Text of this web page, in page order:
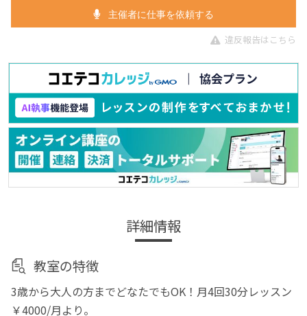
主催者に仕事を依頼する
違反報告はこちら
詳細情報
教室の特徴
3歳から大人の方までどなたでもOK！月4回30分レッスン
￥4000/月より。